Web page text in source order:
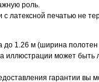
роль.
с латексной печатью не
до 1.26 м (ширина
иллюстрации может быть
гарантии вы